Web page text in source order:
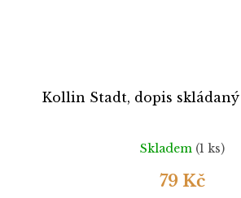
Kollin Stadt, dopis skládaný
Skladem (1 ks)
79 Kč